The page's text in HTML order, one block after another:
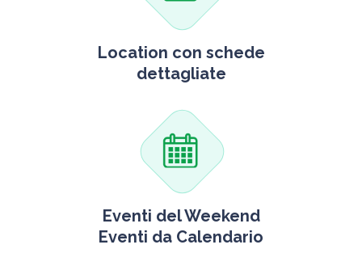
Location con schede
dettagliate
Eventi del Weekend
Eventi da Calendario